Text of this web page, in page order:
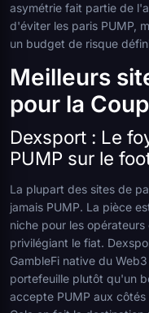
asymétrie fait partie de
d'éviter les paris PUMP,
un budget de risque
Meilleurs
pour la
Dexsport : Le
PUMP sur le
La plupart des sites de
jamais PUMP. La pièce
niche pour les
privilégiant le fiat.
GambleFi native du
portefeuille plutôt qu'un
accepte PUMP aux